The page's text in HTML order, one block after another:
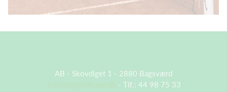
AB - Skovdiget 1 - 2880 Bagsværd
- Tlf.: 44 98 75 33